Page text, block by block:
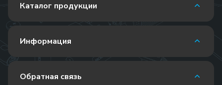
Каталог продукции
Информация
Обратная связь